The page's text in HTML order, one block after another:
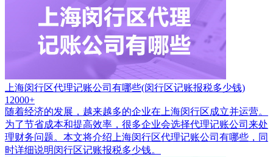
上海闵行区代理记账公司有哪些(闵行区记账报税多少钱)
12000+
随着经济的发展，越来越多的企业在上海闵行区成立并运营。
为了节省成本和提高效率，很多企业会选择代理记账公司来处
理财务问题。本文将介绍上海闵行区代理记账公司有哪些，同
时详细说明闵行区记账报税多少钱。